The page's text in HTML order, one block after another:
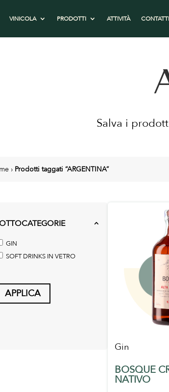
VINICOLA PRODOTTI ATTIVITÀ CONTATTI
Salva i
› Prodotti taggati “ARGENTINA”
2
GIN
SOFT DRINKS IN VETRO
APPLICA
Gin
BOSQUE
NATIVO